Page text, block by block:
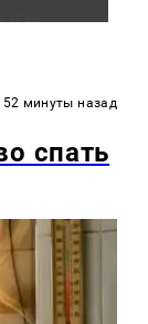
52 минуты назад
спать